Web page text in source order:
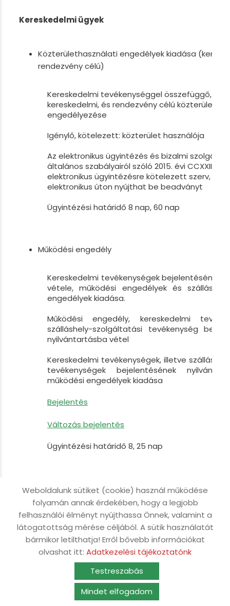
Kereskedelmi ügyek
Közterülethasználati engedélyek kiadása
rendezvény célú)
Kereskedelmi tevékenységgel összefüggő,
kereskedelmi, és rendezvény célú közterület-
engedélyezése
Igénylő, kötelezett: közterület használója
Az elektronikus ügyintézés és bizalmi
általános szabályairól szóló 2015. évi CCXXII.
elektronikus ügyintézésre kötelezett szerv,
elektronikus úton nyújthat be beadványt
Ügyintézési határidő 8 nap, 60 nap
Működési engedély
Kereskedelmi tevékenységek bejelentésének
vétele, működési engedélyek és
engedélyek kiadása.
Működési engedély, kereskedelmi
szálláshely-szolgáltatási tevékenység
nyilvántartásba vétel
Kereskedelmi tevékenységek, illetve
tevékenységek bejelentésének
működési engedélyek kiadása
Bejelentés
Változás bejelentés
Ügyintézési határidő 8, 25 nap
Telepengedélyezési eljárás, hatósági ellenőrzés
Telepengedélyezési eljárás, bejelentés
tevékenység nyilvántartásba vétele,
Ipari telephelyek nyilvántartásba vétele,
helyszíni szemle összehívása, telepengedély
Igénylő, kötelezett: tevékenységet végző
társas vállalkozás
Ügyintézés kezdeményezhető: ügyintézőnél
Mindet elfogadom
Testreszabás
Weboldalunk sütiket (cookie) használ működése
folyamán annak érdekében, hogy a legjobb
felhasználói élményt nyújthassa Önnek, valamint a
látogatottság mérése céljából. A sütik használatát
bármikor letilthatja! Erről bővebb információkat
olvashat itt: Adatkezelési tájékoztatónk
KERESÉS AZ OLDAL TARTALMÁBAN